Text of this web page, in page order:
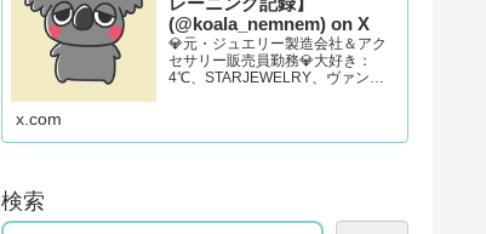
(@koala_nemnem) on X
💎元・ジュエリー製造会社＆アク
セサリー販売員勤務💎大好き：
4℃、STARJEWELRY、ヴァンド
ドベンチャー、ゆるくランニング
x.com
検索